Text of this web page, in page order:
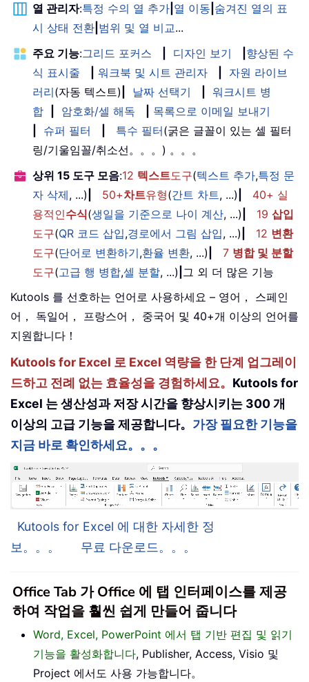
열 관리자:특정 수의 열 추가 열 이동 숨겨진 열의 표
시 상태 전환 범위 및 열 비교...
주요 기능:그리드 포커스 디자인 보기
향상된 수
식 표시줄
워크북 및 시트 관리자
자원 라이브
러리(자동 텍스트) 날짜 선택기
워크시트 병
합
암호화/셀 해독
목록으로 이메일 보내기
슈퍼 필터 특수 필터(굵은 글꼴이 있는 셀 필터
링/기울임꼴/취소선。。。) 。。。
상위 15 도구 모음:12 텍스트도구(텍스트 추가,특정 문
자 삭제, ...) 50+차트유형(간트 차트, ...)
40+ 실
용적인수식(생일을 기준으로 나이 계산, ...) 19 삽입
도구(QR 코드 삽입,경로에서 그림 삽입, ...) 12 변환
도구(단어로 변환하기,환율 변환, ...) 7 병합 및 분할
도구(고급 행 병합,셀 분할, ...) 그 외 더 많은 기능
Kutools 를 선호하는 언어로 사용하세요 – 영어， 스페인
어， 독일어， 프랑스어， 중국어 및 40+개 이상의 언어를
지원합니다！
Kutools for Excel 로 Excel 역량을 한 단계 업그레이
드하고 전례 없는 효율성을 경험하세요。 Kutools for
Excel 는 생산성과 저장 시간을 향상시키는 300 개
이상의 고급 기능을 제공합니다。 가장 필요한 기능을
지금 바로 확인하세요。。。
Kutools for Excel 에 대한 자세한 정
보。。。
무료 다운로드。。。
Office Tab 가 Office 에 탭 인터페이스를 제공
하여 작업을 훨씬 쉽게 만들어 줍니다
Word, Excel, PowerPoint 에서 탭 기반 편집 및 읽기
기능을 활성화합니다, Publisher, Access, Visio 및
Project 에서도 사용 가능합니다。